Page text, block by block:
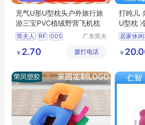
充气U形U型枕头户外旅行旅
游三宝PVC植绒野营飞机枕
简夫人 RF 005
广东简夫
限公司
￥ 2.70 拨打电话
打盹儿
U型枕
居家休
透气型U
￥